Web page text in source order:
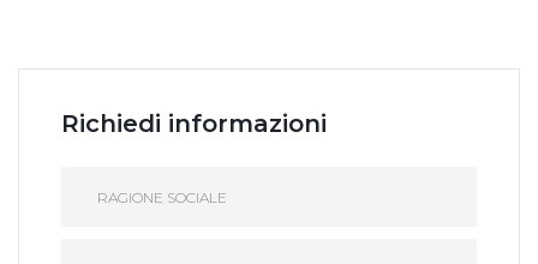
Richiedi informazioni